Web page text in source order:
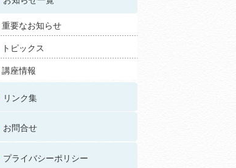
重要なお知らせ
トピックス
講座情報
リンク集
お問合せ
プライバシーポリシー